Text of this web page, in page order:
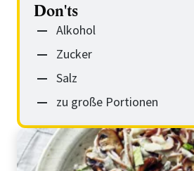
Don'ts
Alkohol
Zucker
Salz
zu große Portionen